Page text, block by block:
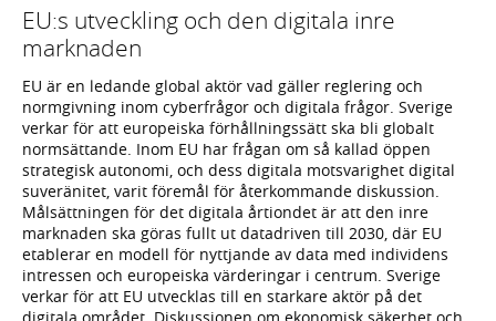
EU:s utveckling och den digitala inre
marknaden
EU är en ledande global aktör vad gäller reglering och
normgivning inom cyberfrågor och digitala frågor. Sverige
verkar för att europeiska förhållningssätt ska bli globalt
normsättande. Inom EU har frågan om så kallad öppen
strategisk autonomi, och dess digitala motsvarighet digital
suveränitet, varit föremål för återkommande diskussion.
Målsättningen för det digitala årtiondet är att den inre
marknaden ska göras fullt ut datadriven till 2030, där EU
etablerar en modell för nyttjande av data med individens
intressen och europeiska värderingar i centrum. Sverige
verkar för att EU utvecklas till en starkare aktör på det